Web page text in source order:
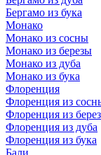
Бергамо из бука
Монако
Монако из сосны
Монако из березы
Монако из дуба
Монако из бука
Флоренция
Флоренция из
Флоренция из
Флоренция из дуба
Флоренция из бука
Бали